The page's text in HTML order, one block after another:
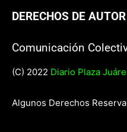
DERECHOS DE AUTOR
Comunicación
(C) 2022 Diario Plaza
Algunos Derechos